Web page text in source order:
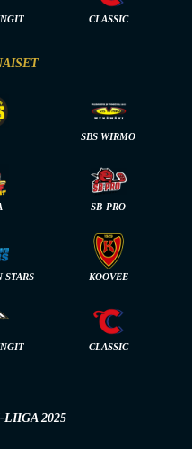
CLASSIC
SBS WIRMO
SB-PRO
STARS KOOVEE
CLASSIC
LIIGA 2025